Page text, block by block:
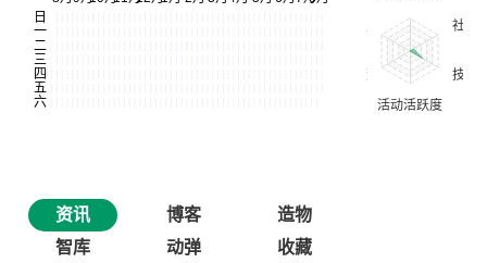
资讯 博客
造物
智库
动弹 收藏